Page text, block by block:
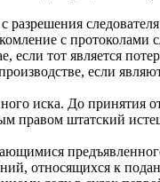
с
если тот является
если
иска. До принятия
штатский
относящихся к